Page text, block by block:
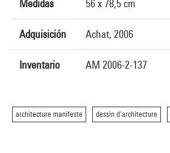
Medidas 56 x 78,5 cm
Adquisición Achat, 2006
Inventario AM 2006-2-137
architecture manifeste dessin d'architecture